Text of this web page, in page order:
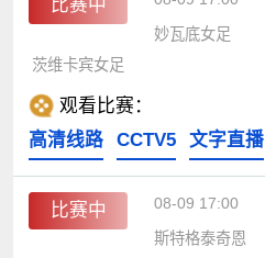
比赛中
妙瓦底女足
茨维卡宾女足
观看比赛：
高清线路
CCTV5 文字直播
比赛中 08-09 17:00
斯特格泰奇恩